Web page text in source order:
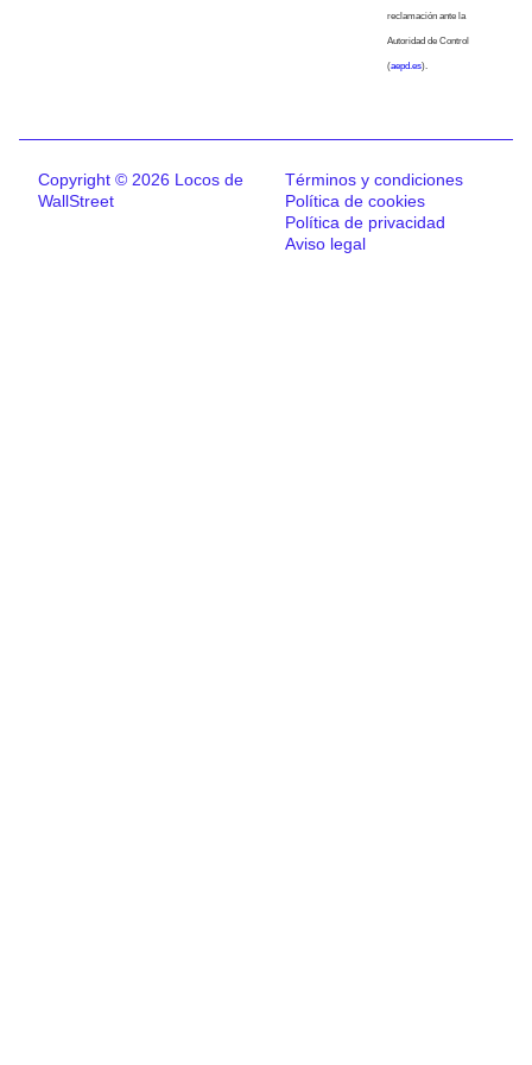
reclamación ante la
Autoridad de Control
(aepd.es).
Copyright © 2026 Locos de
WallStreet
Términos y condiciones
Política de cookies
Política de privacidad
Aviso legal